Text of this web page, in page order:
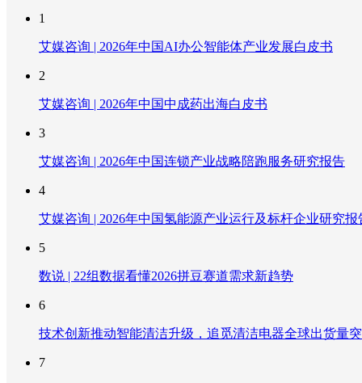
1
艾媒咨询 | 2026年中国AI办公智能体产业发展白皮书
2
艾媒咨询 | 2026年中国中成药出海白皮书
3
艾媒咨询 | 2026年中国连锁产业战略陪跑服务研究报告
4
艾媒咨询 | 2026年中国氢能源产业运行及标杆企业研究报
5
数说 | 22组数据看懂2026拼豆赛道需求新趋势
6
技术创新推动智能清洁升级，追觅清洁电器全球出货量
7